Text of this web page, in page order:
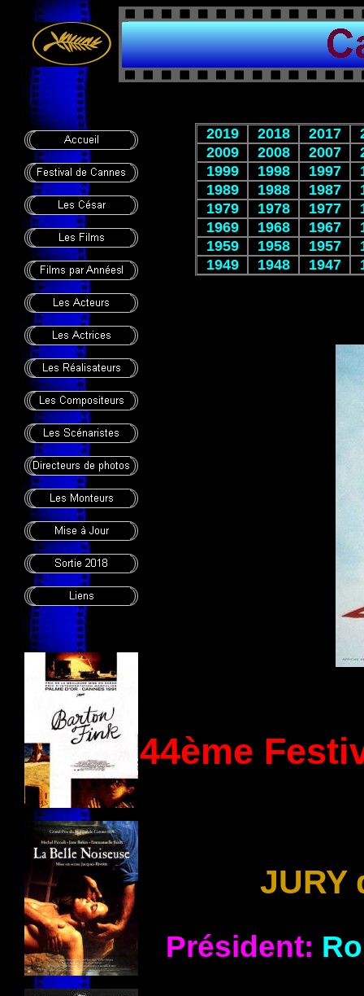
2019 2018 2017
2009
2008 2007
1999
1998 1997
1989
1988 1987
1979
1978 1977
1969
1968 1967
1959
1958 1957
1949
1948 1947
44ème
JURY
Président: